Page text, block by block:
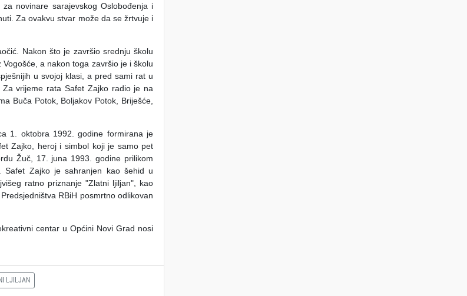
novinare sarajevskog Oslobođenja i
Za ovakvu stvar može da se žrtvuje i
Nakon što je završio srednju školu
a nakon toga završio je i školu
u svojoj klasi, a pred sami rat u
vrijeme rata Safet Zajko radio je na
Buča Potok, Boljakov Potok, Briješće,
1. oktobra 1992. godine formirana je
Zajko, heroj i simbol koji je samo pet
Žuč, 17. juna 1993. godine prilikom
Safet Zajko je sahranjen kao šehid u
ratno priznanje "Zlatni ljiljan", kao
RBiH posmrtno odlikovan
centar u Općini Novi Grad nosi
LJILJAN